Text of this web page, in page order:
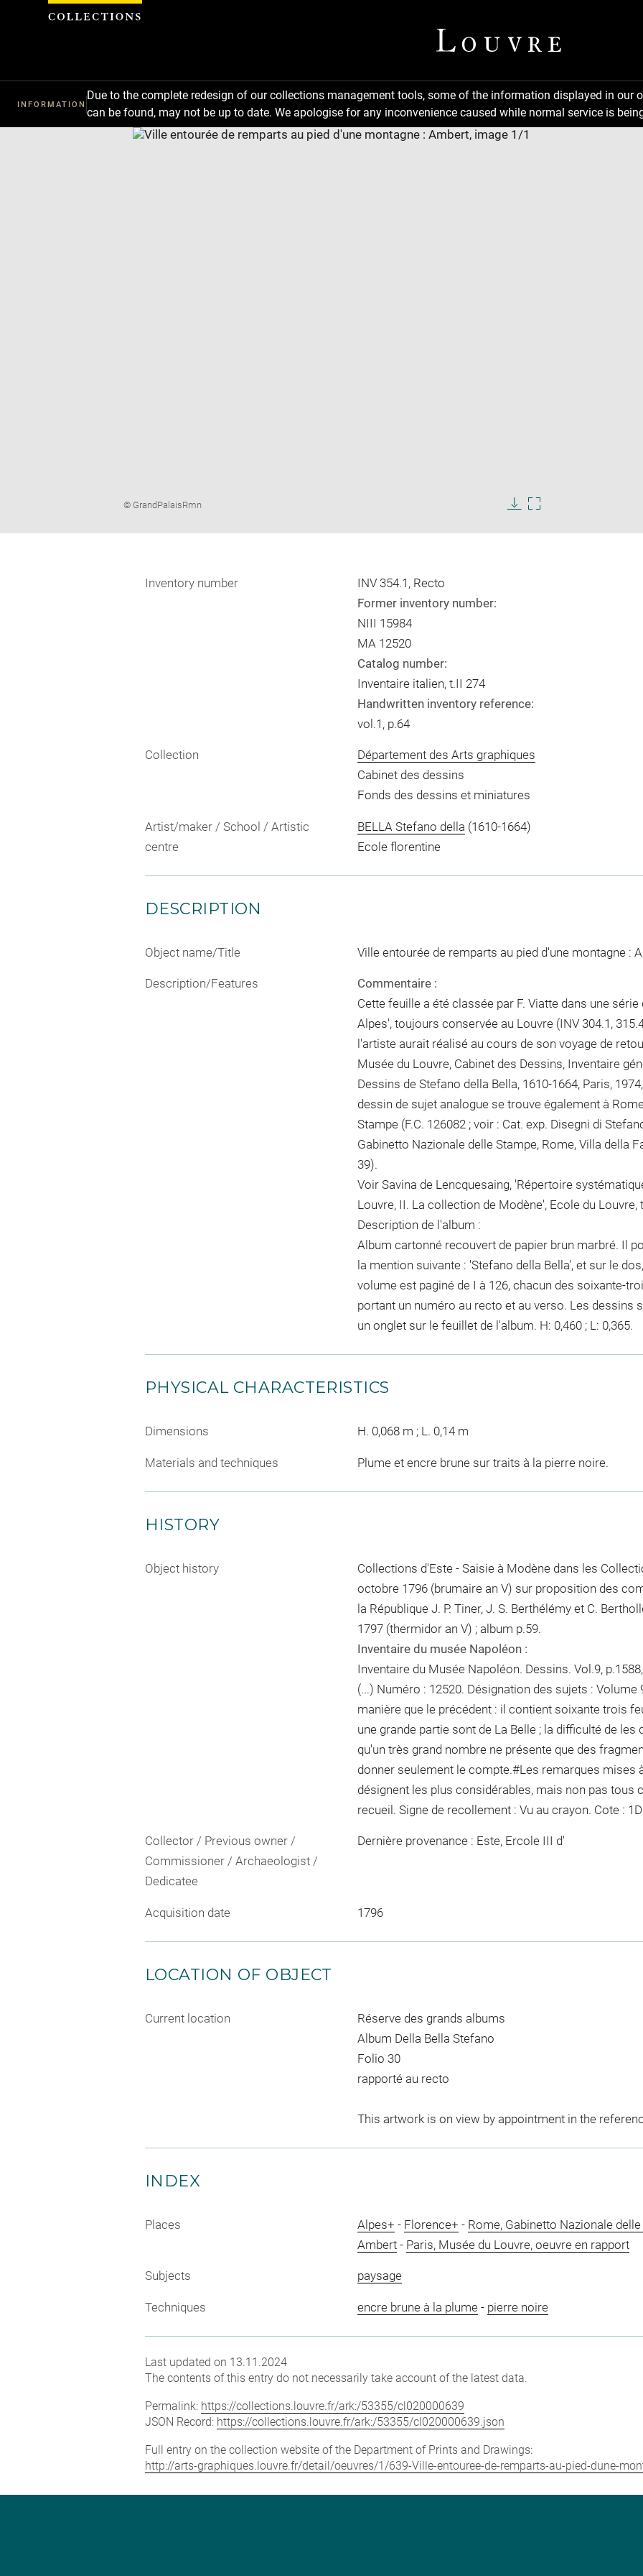
INFORMATION
Due to the complete redesign of our collections management tools, some of the information displayed in
can be found, may not be up to date. We apologise for any inconvenience caused while normal service is
new
Image
© GrandPalaisRmn
imageimage
Inventory number
INV 354.1, Recto
Former inventory number:
NIII 15984
MA 12520
Catalog number:
Inventaire italien, t.II 274
Handwritten inventory reference:
vol.1, p.64
Collection
Département des Arts graphiques
Cabinet des dessins
Fonds des dessins et miniatures
Artist/maker / School / Artistic
centre
BELLA Stefano della (1610-1664)
Ecole florentine
DESCRIPTION
Object name/Title Ville entourée de remparts au pied d'une montagne :
Description/Features
Commentaire :
Cette feuille a été classée par F. Viatte dans une
Alpes', toujours conservée au Louvre (INV 304.1,
l'artiste aurait réalisé au cours de son voyage de
Musée du Louvre, Cabinet des Dessins, Inventaire
Dessins de Stefano della Bella, 1610-1664, Paris,
dessin de sujet analogue se trouve également à
Stampe (F.C. 126082 ; voir : Cat. exp. Disegni di
Gabinetto Nazionale delle Stampe, Rome, Villa della
39).
Voir Savina de Lencquesaing, 'Répertoire
Louvre, II. La collection de Modène', Ecole du Louvre,
Description de l'album :
Album cartonné recouvert de papier brun marbré. Il
la mention suivante : 'Stefano della Bella', et sur le
volume est paginé de I à 126, chacun des soixante-
portant un numéro au recto et au verso. Les dessins
un onglet sur le feuillet de l'album. H: 0,460 ; L: 0,365.
PHYSICAL CHARACTERISTICS
Dimensions H. 0,068 m ; L. 0,14 m
Materials and techniques Plume et encre brune sur traits à la pierre noire.
HISTORY
Object history
Collections d'Este - Saisie à Modène dans les
octobre 1796 (brumaire an V) sur proposition des
la République J. P. Tiner, J. S. Berthélémy et C.
1797 (thermidor an V) ; album p.59.
Inventaire du musée Napoléon :
Inventaire du Musée Napoléon. Dessins. Vol.9,
(...) Numéro : 12520. Désignation des sujets :
manière que le précédent : il contient soixante trois
une grande partie sont de La Belle ; la difficulté de les
qu'un très grand nombre ne présente que des
donner seulement le compte.#Les remarques mises
désignent les plus considérables, mais non pas tous
recueil. Signe de recollement : Vu au crayon. Cote :
Collector / Previous owner /
Commissioner / Archaeologist /
Dedicatee
Dernière provenance : Este, Ercole III d'
Acquisition date 1796
LOCATION OF OBJECT
Current location
Réserve des grands albums
Album Della Bella Stefano
Folio 30
rapporté au recto
This artwork is on view by appointment in the
INDEX
Places Alpes+ - Florence+ - Rome, Gabinetto Nazionale
Ambert- Paris, Musée du Louvre, oeuvre en rapport
Subjects paysage
Techniques encre brune à la plume- pierre noire
Last updated on 13.11.2024
The contents of this entry do not necessarily take account of the latest data.
Permalink: https://collections.louvre.fr/ark:/53355/cl020000639
JSON Record: https://collections.louvre.fr/ark:/53355/cl020000639.json
Full entry on the collection website of the Department of Prints and Drawings:
http://arts-graphiques.louvre.fr/detail/oeuvres/1/639-Ville-entouree-de-remparts-au-pied-dune-
Cookies management panel